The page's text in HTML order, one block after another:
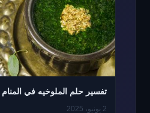
تفسير حلم الملوخيه في
2 يونيو، 2025